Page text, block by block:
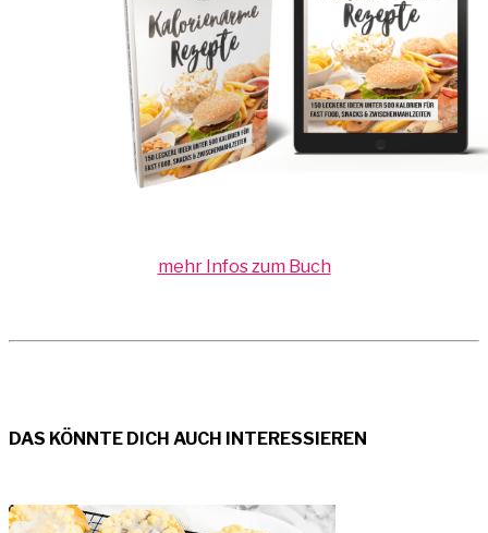
mehr Infos zum Buch
DAS KÖNNTE DICH AUCH INTERESSIEREN